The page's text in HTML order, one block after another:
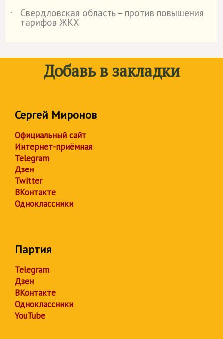
˙
Свердловская область – против повышения
тарифов ЖКХ
Добавь в закладки
Сергей Миронов
Официальный сайт
Интернет-приёмная
Telegram
Дзен
Twitter
ВКонтакте
Одноклассники
Партия
Telegram
Дзен
ВКонтакте
Одноклассники
YouTube